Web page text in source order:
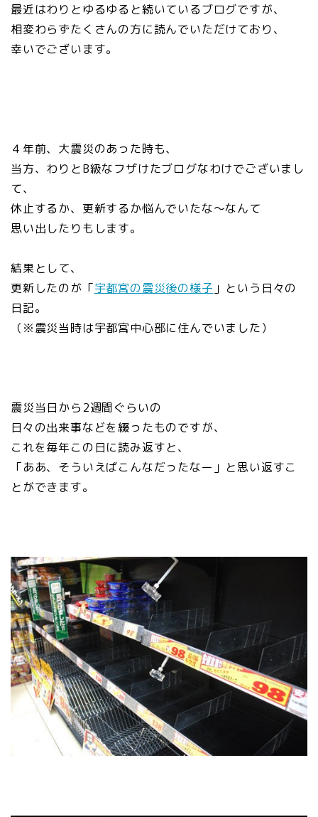
最近はわりとゆるゆると続いているブログですが、
相変わらずたくさんの方に読んでいただけており、
幸いでございます。
４年前、大震災のあった時も、
当方、わりとB級なフザけたブログなわけでございまし
て、
休止するか、更新するか悩んでいたな～なんて
思い出したりもします。
結果として、
更新したのが「宇都宮の震災後の様子 」という日々の
日記。
（※震災当時は宇都宮中心部に住んでいました）
震災当日から2週間ぐらいの
日々の出来事などを綴ったものですが、
これを毎年この日に読み返すと、
「ああ、そういえばこんなだったなー」と思い返すこ
とができます。